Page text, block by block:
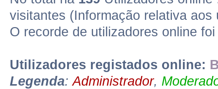
visitantes (Informação relativa
O recorde de utilizadores online
Utilizadores registados online:
Legenda:Administrador,